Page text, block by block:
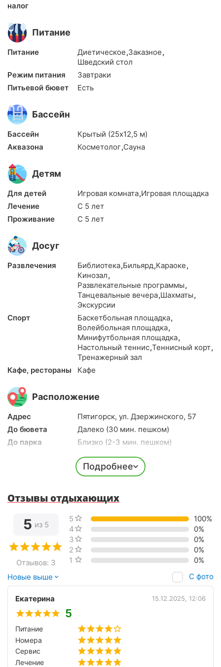
налог
Питание
Питание Диетическое,Заказное,
Шведский стол
Режим питания
Завтраки
Питьевой бювет
Есть
Бассейн
Бассейн
Крытый (25х12,5 м)
Аквазона
Косметолог,Сауна
Детям
Для детей Игровая комната,Игровая площадка
Лечение
С 5 лет
Проживание
С 5 лет
Досуг
Развлечения Библиотека,Бильярд,Караоке,
Кинозал,
Развлекательные программы,
Танцевальные вечера,Шахматы,
Экскурсии
Спорт
Баскетбольная площадка,
Волейбольная площадка,
Минифутбольная площадка,
Настольный теннис,Теннисный корт,
Тренажерный зал
Кафе, рестораны
Кафе
Расположение
Адрес
Пятигорск, ул. Дзержинского, 57
До бювета
Далеко (30 мин. пешком)
До парка
Близко (2-3 мин. пешком)
Далеко (30 мин. пешком)
15 мин. на авто
Долгота
44.0640
Подробнее
Отзывы отдыхающих
5 из 5
Отзывов: 3
5 звёзд
100%
4 звезды
0%
3 звезды
0%
2 звезды
0%
1 звезда
0%
Новые выше
С фото
Екатерина 15.12.2025, 12:06
5
Питание
Номера
Сервис
Лечение